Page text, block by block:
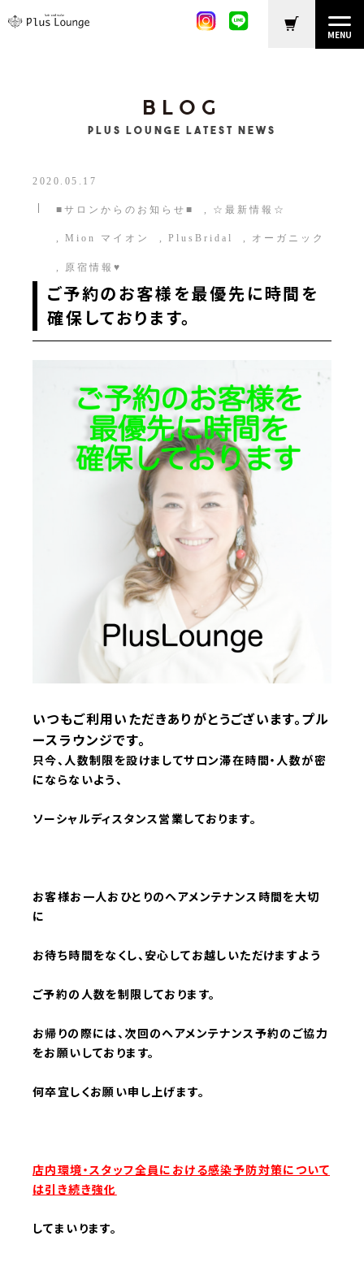
MENU
BLOG
Plus Lounge LATEST NEWS
2020.05.17
■サロンからのお知らせ■ ☆最新情報☆
Mion マイオン PlusBridal オーガニック
原宿情報♥
ご予約のお客様を最優先に時間を
確保しております。
いつもご利用いただきありがとうございます。プル
ースラウンジです。
只今、人数制限を設けましてサロン滞在時間・人数が密
にならないよう、
ソーシャルディスタンス営業しております。
お客様お一人おひとりのヘアメンテナンス時間を大切
に
お待ち時間をなくし、安心してお越しいただけますよう
ご予約の人数を制限しております。
お帰りの際には、次回のヘアメンテナンス予約のご協力
をお願いしておりま す。
何卒宜しくお願い申し上げます。
店内環境・ スタッフ全員における感染予防対策について
は引き続き強化
してまいります。